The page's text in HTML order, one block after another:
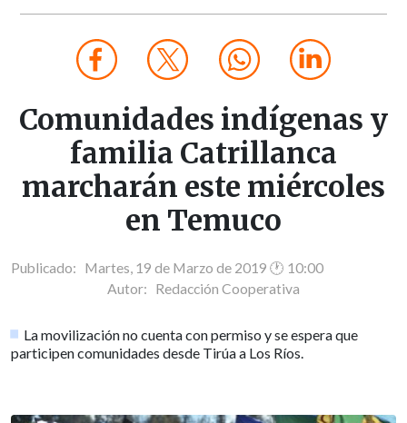
Comunidades indígenas y
familia Catrillanca
marcharán este miércoles
en Temuco
Publicado: Martes, 19 de Marzo de 2019 🕐 10:00
Autor: Redacción Cooperativa
La movilización no cuenta con permiso y se espera que
participen comunidades desde Tirúa a Los Ríos.